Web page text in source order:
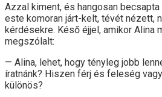
Azzal kiment, és hangosan
este komoran járt-kelt, tévét nézett,
kérdésekre. Késő éjjel, amikor Alina
megszólalt:
— Alina, lehet, hogy tényleg jobb
íratnánk? Hiszen férj és feleség
különös?